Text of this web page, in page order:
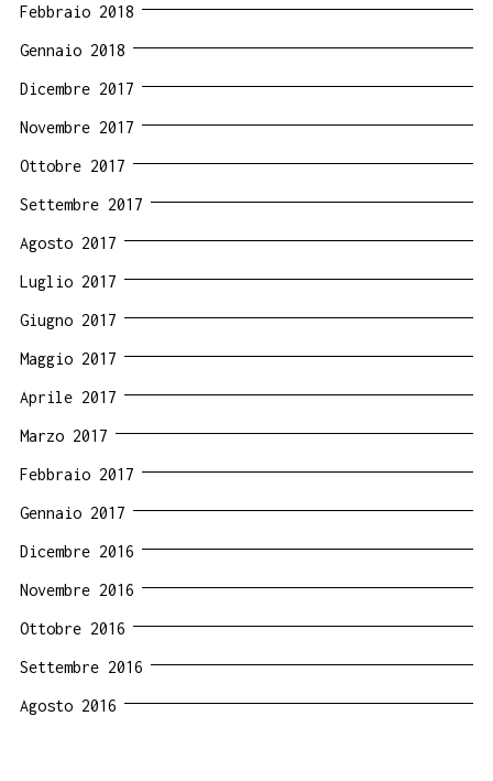
Febbraio 2018
Gennaio 2018
Dicembre 2017
Novembre 2017
Ottobre 2017
Settembre 2017
Agosto 2017
Luglio 2017
Giugno 2017
Maggio 2017
Aprile 2017
Marzo 2017
Febbraio 2017
Gennaio 2017
Dicembre 2016
Novembre 2016
Ottobre 2016
Settembre 2016
Agosto 2016